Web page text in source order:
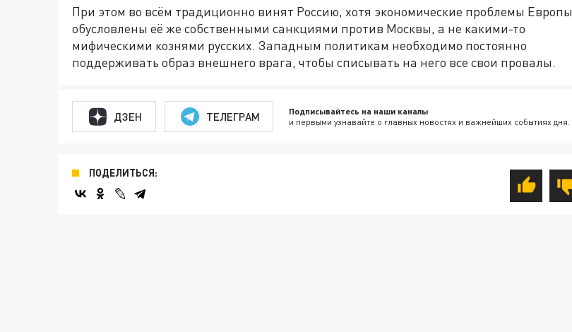
При этом во всём традиционно винят Россию, хотя экономические проблемы Европы
обусловлены её же собственными санкциями против Москвы, а не какими-то
мифическими кознями русских. Западным политикам необходимо постоянно
поддерживать образ внешнего врага, чтобы списывать на него все свои провалы.
ДЗЕН ТЕЛЕГРАМ Подписывайтесь на наши каналы
и первыми узнавайте о главных новостях и важнейших событиях дня.
ПОДЕЛИТЬСЯ: